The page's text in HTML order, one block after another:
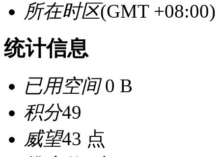
所在时区(GMT
统计信息
已用空间0 B
积分49
威望43 点